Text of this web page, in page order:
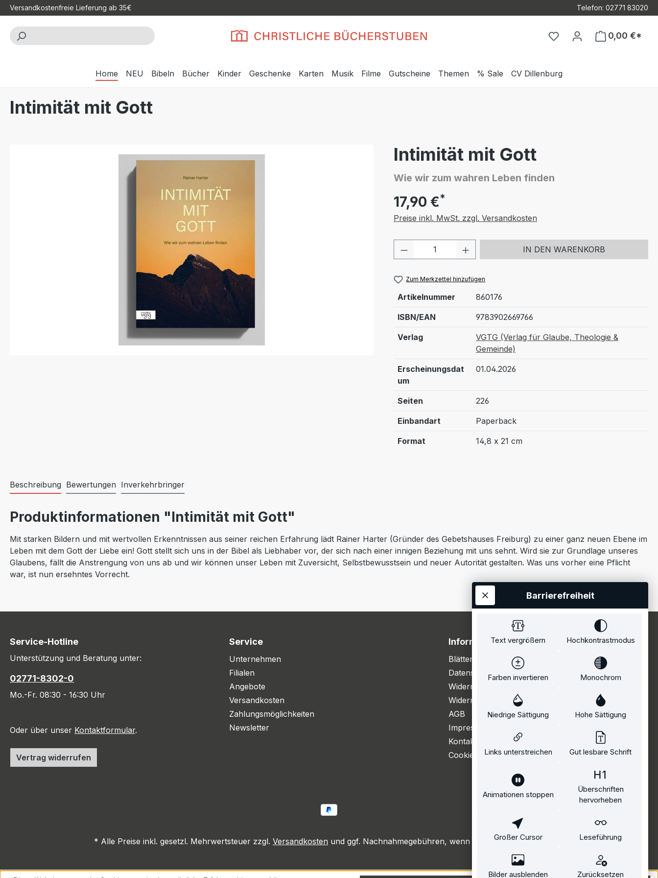
Hauptinhalt springen
Zur Suche springen
Zur Hauptnavigation springen
Versandkostenfreie Lieferung ab 35€ Telefon: 02771 83020
Du hast 0 Produkte auf
0,00 €*
Home NEU Bibeln Bücher Kinder Geschenke Karten Musik Filme Gutscheine Themen % Sale CV Dillenburg
Intimität mit Gott
Intimität mit Gott
Wie wir zum wahren Leben finden
17,90 €*
Preise inkl. MwSt. zzgl. Versandkosten
Produkt Anzahl: Gib den gewünschten Wert
IN DEN WARENKORB
Zum Merkzettel hinzufügen
Artikelnummer 860176
ISBN/EAN 9783902669766
Verlag
VGTG (Verlag für Glaube, Theologie &
Gemeinde)
Erscheinungsdat
um
01.04.2026
Seiten 226
Einbandart Paperback
Format 14,8 x 21 cm
Beschreibung Bewertungen Inverkehrbringer
Produktinformationen "Intimität mit Gott"
Mit starken Bildern und mit wertvollen Erkenntnissen aus seiner reichen Erfahrung lädt Rainer Harter (Gründer des Gebetshauses Freiburg) zu einer ganz neuen Ebene im
Leben mit dem Gott der Liebe ein! Gott stellt sich uns in der Bibel als Liebhaber vor, der sich nach einer innigen Beziehung mit uns sehnt. Wird sie zur Grundlage unseres
Glaubens, fällt die Anstrengung von uns ab und wir können unser Leben mit Zuversicht, Selbstbewusstsein und neuer Autorität gestalten. Was uns vorher eine Pflicht
war, ist nun ersehntes Vorrecht.
Service-Hotline
Unterstützung und Beratung unter:
02771-8302-0
Mo.-Fr. 08:30 - 16:30 Uhr
Oder über unser Kontaktformular.
Vertrag widerrufen
Service
Unternehmen
Filialen
Angebote
Versandkosten
Zahlungsmöglichkeiten
Newsletter
Information
Blätterkatalog
Datenschutzerklärung
Widerrufsbelehrung
Widerrufsformular
AGB
Impressum
Kontakt
Cookie Einstellungen
* Alle Preise inkl. gesetzl. Mehrwertsteuer zzgl. Versandkosten und ggf. Nachnahmegebühren, wenn nicht anders angegeben.
Text vergrößern Hochkontrastmodus
Farben invertieren Monochrom
Niedrige Sättigung Hohe Sättigung
Links unterstreichen Gut lesbare Schrift
Animationen stoppen
Überschriften
hervorheben
Großer Cursor Leseführung
Bilder ausblenden Zurücksetzen
Barrierefreiheit